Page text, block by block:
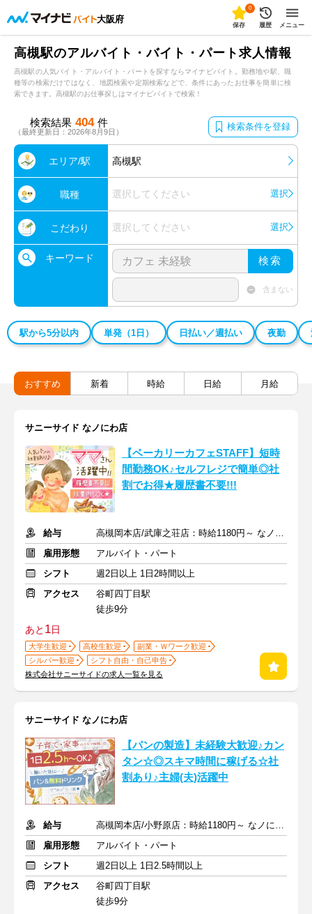
大阪府
0
保存 履歴 メニュー
高槻駅のアルバイト・バイト・パート求人情報
高槻駅の人気バイト・アルバイト・パートを探すならマイナビバイト。勤務地や駅、職
種等の検索だけではなく、地図検索や定期検索などで、条件にあったお仕事を簡単に検
索できます。高槻駅のお仕事探しはマイナビバイトで検索！
検索結果 404 件
（最終更新日：2026年8月9日） 検索条件を登録
エリア/駅 高槻駅
職種 選択してください 選択
こだわり 選択してください 選択
キーワード 検索
含まない
駅から5分以内 単発（1日） 日払い／週払い 夜勤
おすすめ 新着 時給 日給 月給
サニーサイド なノにわ店
【ベーカリーカフェSTAFF】短時
間勤務OK♪セルフレジで簡単◎社
割でお得★履歴書不要!!!
給与
高槻岡本店/武庫之荘店：時給1180円～ なノにわ店：時給1200円～
雇用形態
アルバイト・パート
シフト
週2日以上 1日2時間以上
アクセス
谷町四丁目駅
徒歩9分
あと 1日
大学生歓迎 高校生歓迎
副業・Ｗワーク歓迎
シルバー歓迎
シフト自由・自己申告
株式会社サニーサイドの求人一覧を見る
サニーサイド なノにわ店
【パンの製造】未経験大歓迎♪カン
タン☆◎スキマ時間に稼げる☆社
割あり♪主婦(夫)活躍中
給与
高槻岡本店/小野原店：時給1180円～ なノにわ店：時給1200円～
雇用形態
アルバイト・パート
シフト
週2日以上 1日2.5時間以上
アクセス
谷町四丁目駅
徒歩9分